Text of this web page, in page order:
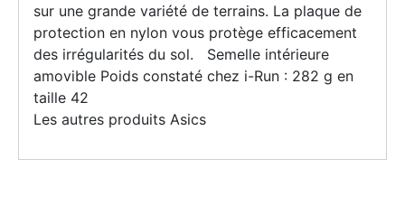
sur une grande variété de terrains. La plaque de
protection en nylon vous protège efficacement
des irrégularités du sol. Semelle intérieure
amovible Poids constaté chez i-Run : 282 g en
taille 42
Les autres produits Asics